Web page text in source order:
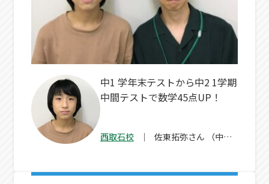
中1 学年末テストから中2 1学期
中間テストで数学45点UP！
西取石校 佐東拓弥さん